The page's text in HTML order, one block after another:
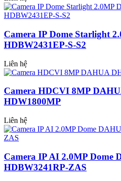
Camera IP Dome Starlight
HDBW2431EP-S-S2
Liên hệ
Camera HDCVI 8MP
HDW1800MP
Liên hệ
Camera IP AI 2.0MP Dome
HDBW3241RP-ZAS